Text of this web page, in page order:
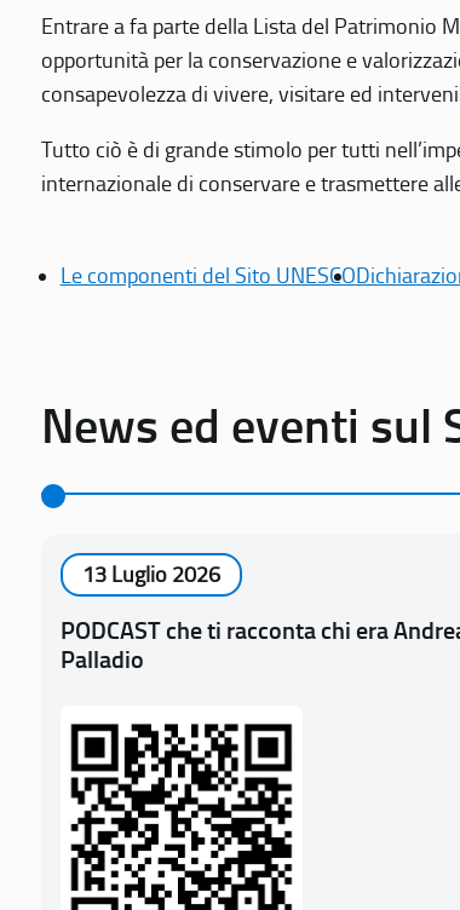
Entrare a fa parte della Lista del Patrimonio
opportunità per la conservazione e
consapevolezza di vivere, visitare ed
Tutto ciò è di grande stimolo per tutti
internazionale di conservare e trasmettere
Le componenti del Sito UNESCO
News ed eventi sul
13 Luglio 2026
PODCAST che ti racconta chi era
Palladio